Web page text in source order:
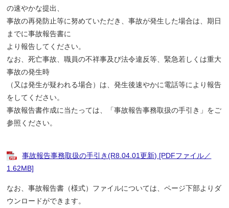
の速やかな提出、
事故の再発防止等に努めていただき、事故が発生した場合は、期日
までに事故報告書に
より報告してください。
なお、死亡事故、職員の不祥事及び法令違反等、緊急若しくは重大
事故の発生時
（又は発生が疑われる場合）は、発生後速やかに電話等により報告
をしてください。
事故報告書作成に当たっては、「事故報告事務取扱の手引き」をご
参照ください。
事故報告事務取扱の手引き(R8.04.01更新) [PDFファイル／
1.62MB]
なお、事故報告書（様式）ファイルについては、ページ下部よりダ
ウンロードができます。